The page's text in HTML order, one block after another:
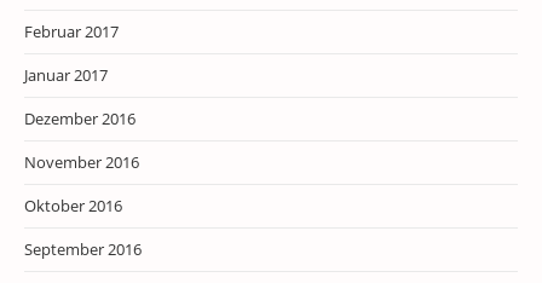
Februar 2017
Januar 2017
Dezember 2016
November 2016
Oktober 2016
September 2016